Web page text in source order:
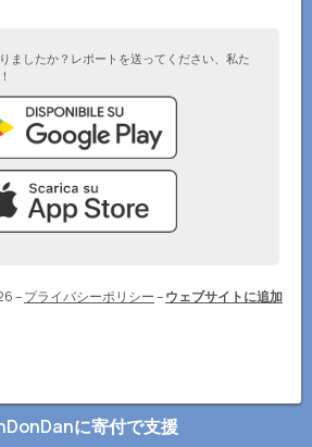
ましたか？レポートを送ってください、私た
–プライバシーポリシー–ウェブサイトに追加
に寄付で支援